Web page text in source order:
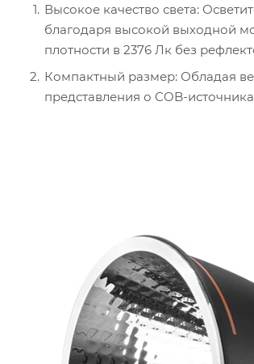
Высокое качество света:
благодаря высокой выходной
плотности в 2376 Лк без
Компактный размер: Обладая
представления о COB-
Совместимость с
модификаторов, но так же
Адаптивная система питания:
прибор через вход DC или
Инновационная система
Cooling System™. Эта
жидкости и газа и состоит из
Повышая эффективность
перегрев.